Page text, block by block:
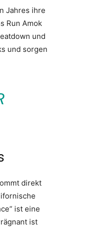
Jahres ihre
Run Amok
und
und sorgen
direkt
ist eine
ist